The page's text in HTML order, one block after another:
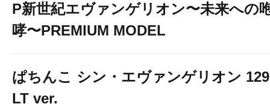
P新世紀エヴァンゲリオン〜未来への
哮〜PREMIUM MODEL
ぱちんこ シン・エヴァンゲリオン 129
LT ver.